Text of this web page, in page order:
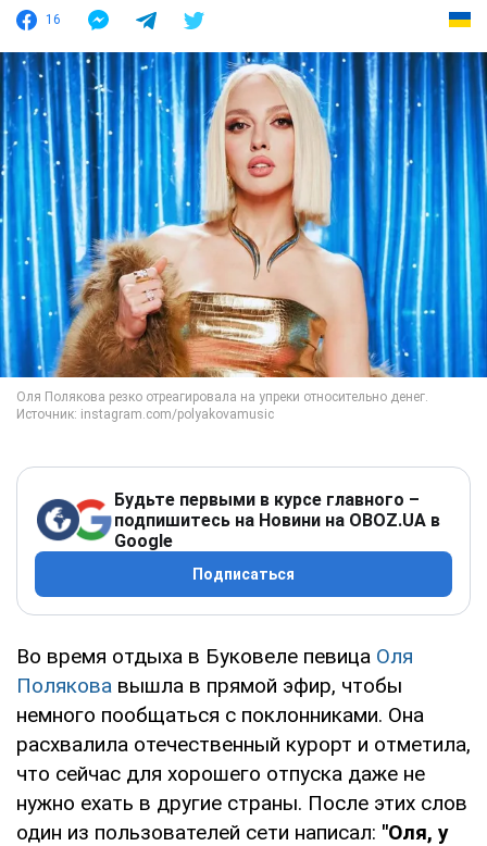
16
Будьте первыми в курсе главного –
подпишитесь на Новини на OBOZ.UA в
Google
Подписаться
Во время отдыха в Буковеле певица Оля
Полякова вышла в прямой эфир, чтобы
немного пообщаться с поклонниками. Она
расхвалила отечественный курорт и отметила,
что сейчас для хорошего отпуска даже не
нужно ехать в другие страны. После этих слов
один из пользователей сети написал: "Оля, у